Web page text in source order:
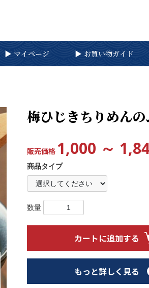
▶︎ マイページ ▶︎ お買い物ガイド
梅ひじきちりめん
販売価格 1,000 ～
商品タイプ
数量
カートに追加する
もっと詳しく見る